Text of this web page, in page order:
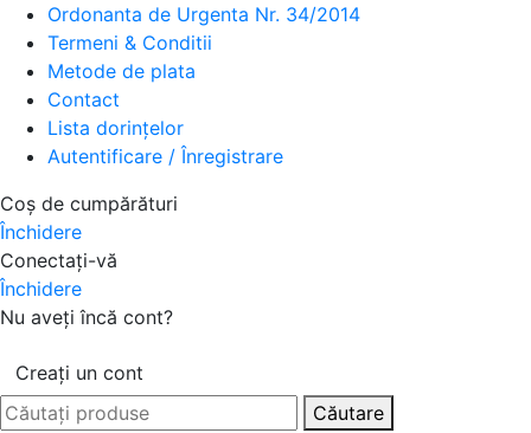
Ordonanta de Urgenta Nr. 34/2014
Termeni & Conditii
Metode de plata
Contact
Lista dorințelor
Autentificare / Înregistrare
Coș de cumpărături
Închidere
Conectați-vă
Închidere
Nu aveți încă cont?
Creați un cont
Căutare